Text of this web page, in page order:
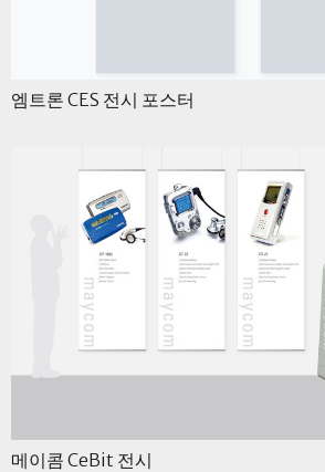
엠트론 CES 전시 포스터
메이콤 CeBit 전시